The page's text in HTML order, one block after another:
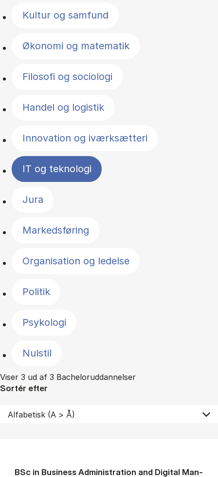
Kultur og samfund
Økonomi og matematik
Filosofi og sociologi
Handel og logistik
Innovation og iværksætteri
IT og teknologi
Jura
Markedsføring
Organisation og ledelse
Politik
Psykologi
Nulstil
Viser 3 ud af 3 Bacheloruddannelser
Sortér efter
BSc in Busi­ness Ad­min­is­tra­tion and Di­git­al Man­